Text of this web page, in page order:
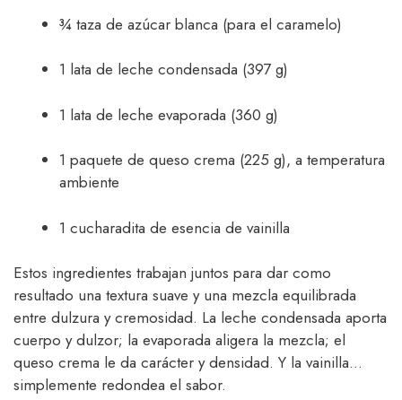
¾ taza de azúcar blanca (para el caramelo)
1 lata de leche condensada (397 g)
1 lata de leche evaporada (360 g)
1 paquete de queso crema (225 g), a temperatura
ambiente
1 cucharadita de esencia de vainilla
Estos ingredientes trabajan juntos para dar como
resultado una textura suave y una mezcla equilibrada
entre dulzura y cremosidad. La leche condensada aporta
cuerpo y dulzor; la evaporada aligera la mezcla; el
queso crema le da carácter y densidad. Y la vainilla…
simplemente redondea el sabor.